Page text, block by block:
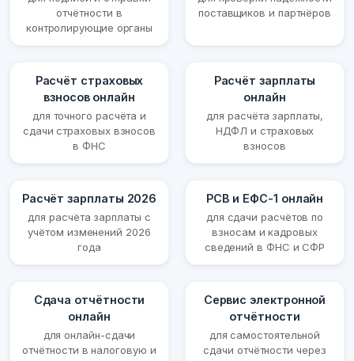
отчётности в
контролирующие органы
поставщиков и партнёров
Расчёт страховых
взносов онлайн
для точного расчёта и
сдачи страховых взносов
в ФНС
Расчёт зарплаты
онлайн
для расчёта зарплаты,
НДФЛ и страховых
взносов
Расчёт зарплаты 2026
для расчёта зарплаты с
учётом изменений 2026
года
РСВ и ЕФС-1 онлайн
для сдачи расчётов по
взносам и кадровых
сведений в ФНС и СФР
Сдача отчётности
онлайн
для онлайн-сдачи
отчётности в налоговую и
Сервис электронной
отчётности
для самостоятельной
сдачи отчётности через